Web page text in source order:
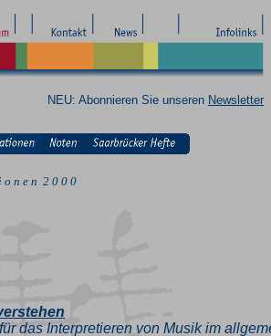
NEU: Abonnieren Sie unseren Newsletter
o n e n 2 0 0 0
das Interpretieren von Musik im